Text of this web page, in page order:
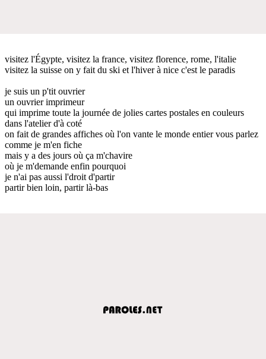
visitez l'Égypte, visitez la france, visitez florence, rome, l'italie
visitez la suisse on y fait du ski et l'hiver à nice c'est le paradis
je suis un p'tit ouvrier
un ouvrier imprimeur
qui imprime toute la journée de jolies cartes postales en couleurs
dans l'atelier d'à coté
on fait de grandes affiches où l'on vante le monde entier vous parlez
comme je m'en fiche
mais y a des jours où ça m'chavire
où je m'demande enfin pourquoi
je n'ai pas aussi l'droit d'partir
partir bien loin, partir là-bas